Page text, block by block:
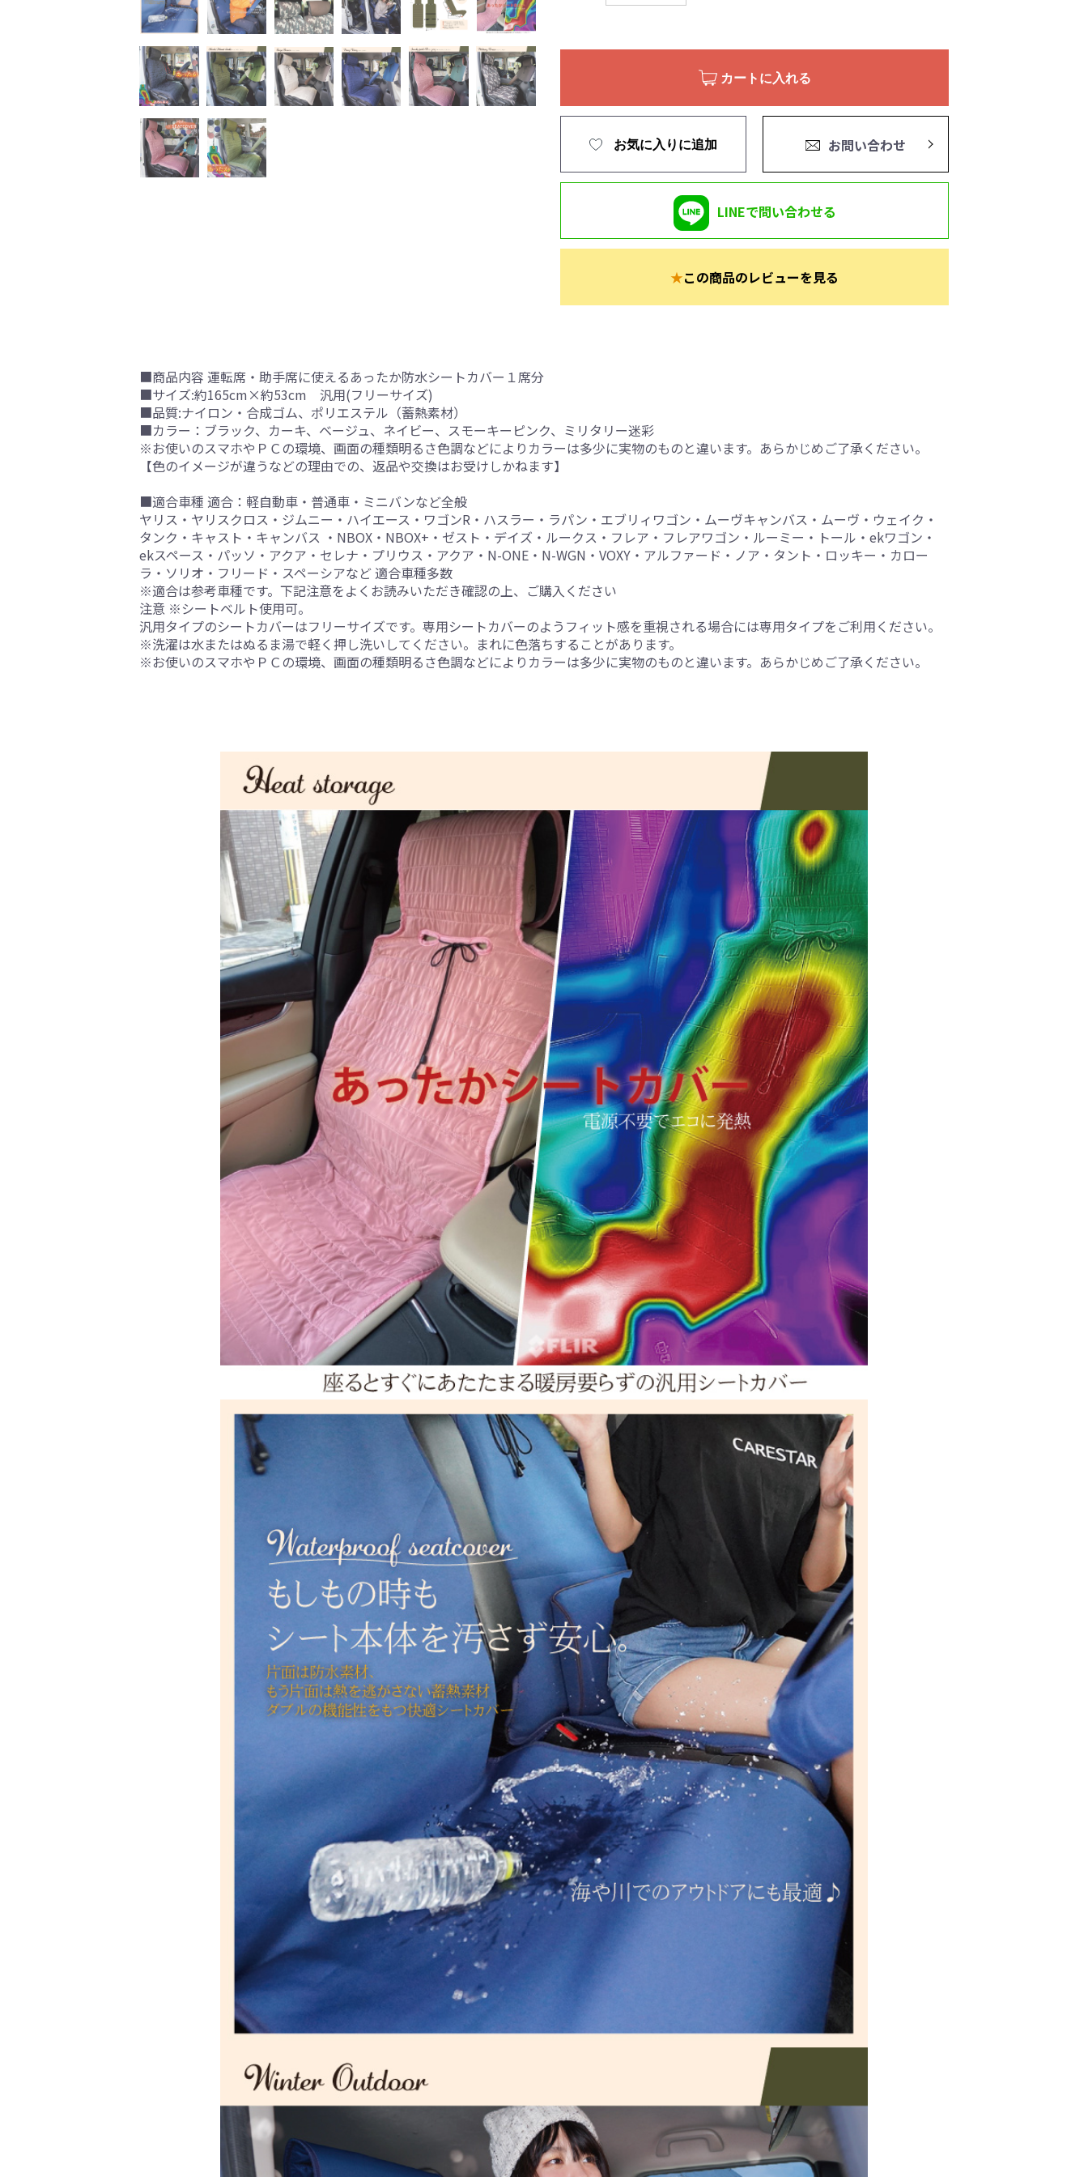
カートに入れる
お気に入りに追加 お問い合わせ
LINEで問い合わせる
★この商品のレビューを見る
■商品内容 運転席・助手席に使えるあったか防水シートカバー１席分
■サイズ:約165cm×約53cm 汎用(フリーサイズ)
■品質:ナイロン・合成ゴム、ポリエステル（蓄熱素材）
■カラー：ブラック、カーキ、ベージュ、ネイビー、スモーキーピンク、ミリタリー迷彩
※お使いのスマホやＰＣの環境、画面の種類明るさ色調などによりカラーは多少に実物のものと違います。あらかじめご了承ください。
【色のイメージが違うなどの理由での、返品や交換はお受けしかねます】
■適合車種 適合：軽自動車・普通車・ミニバンなど全般
ヤリス・ヤリスクロス・ジムニー・ハイエース・ワゴンR・ハスラー・ラパン・エブリィワゴン・ムーヴキャンバス・ムーヴ・ウェイク・
タンク・キャスト・キャンバス ・NBOX・NBOX+・ゼスト・デイズ・ルークス・フレア・フレアワゴン・ルーミー・トール・ekワゴン・
ekスペース・パッソ・アクア・セレナ・プリウス・アクア・N-ONE・N-WGN・VOXY・アルファード・ノア・タント・ロッキー・カロー
ラ・ソリオ・フリード・スペーシアなど 適合車種多数
※適合は参考車種です。下記注意をよくお読みいただき確認の上、ご購入ください
注意 ※シートベルト使用可。
汎用タイプのシートカバーはフリーサイズです。専用シートカバーのようフィット感を重視される場合には専用タイプをご利用ください。
※洗濯は水またはぬるま湯で軽く押し洗いしてください。まれに色落ちすることがあります。
※お使いのスマホやＰＣの環境、画面の種類明るさ色調などによりカラーは多少に実物のものと違います。あらかじめご了承ください。